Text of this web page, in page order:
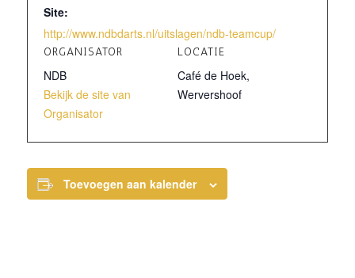
Site:
http://www.ndbdarts.nl/uitslagen/ndb-teamcup/
LOCATIE
Café de Hoek,
Wervershoof
ORGANISATOR
NDB
Bekijk de site van
Organisator
Toevoegen aan kalender